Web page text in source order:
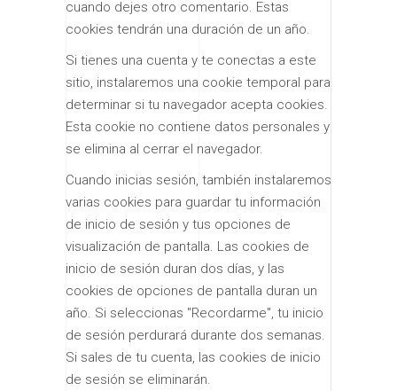
cuando dejes otro comentario. Estas
cookies tendrán una duración de un año.
Si tienes una cuenta y te conectas a este
sitio, instalaremos una cookie temporal para
determinar si tu navegador acepta cookies.
Esta cookie no contiene datos personales y
se elimina al cerrar el navegador.
Cuando inicias sesión, también instalaremos
varias cookies para guardar tu información
de inicio de sesión y tus opciones de
visualización de pantalla. Las cookies de
inicio de sesión duran dos días, y las
cookies de opciones de pantalla duran un
año. Si seleccionas "Recordarme", tu inicio
de sesión perdurará durante dos semanas.
Si sales de tu cuenta, las cookies de inicio
de sesión se eliminarán.